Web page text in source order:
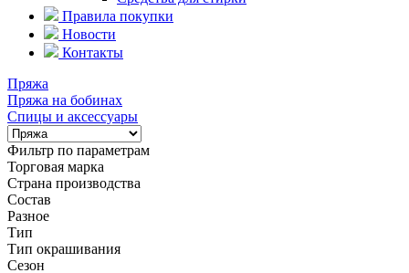
Правила покупки
Новости
Контакты
Пряжа
Пряжа на бобинах
Спицы и аксессуары
Фильтр по параметрам
Торговая марка
Страна производства
Состав
Разное
Тип
Тип окрашивания
Сезон